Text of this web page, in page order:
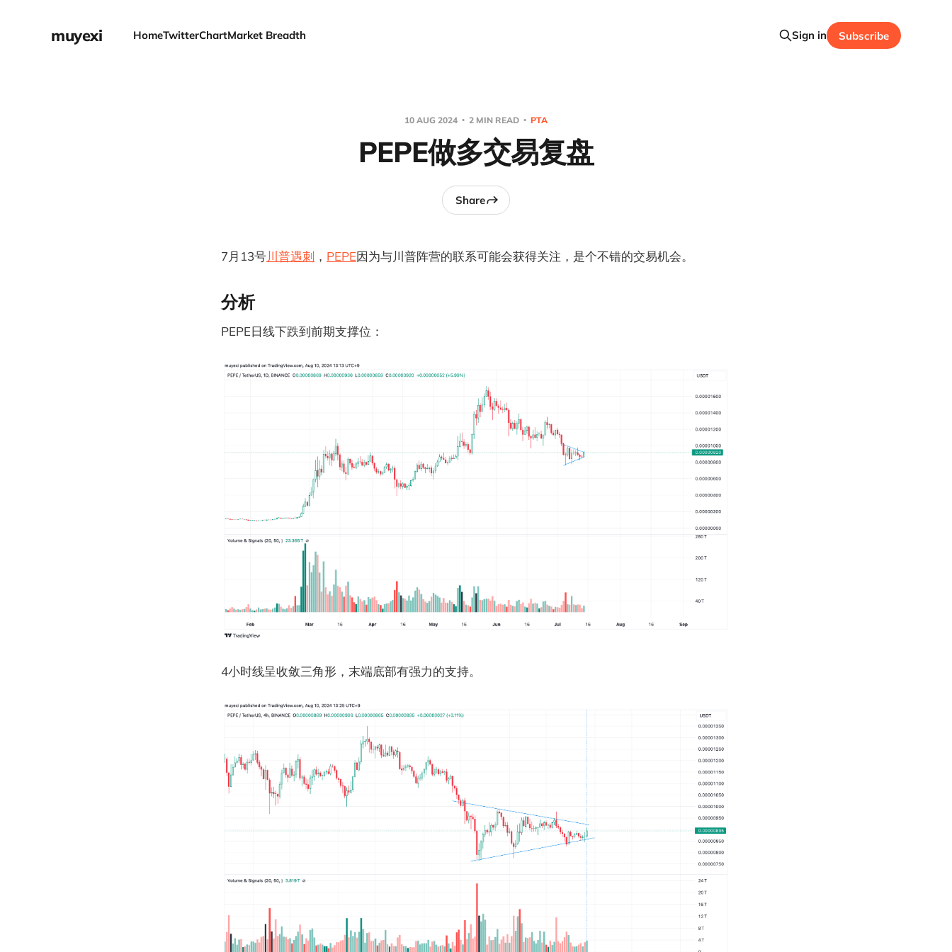
muyexi HomeTwitterChartMarket Breadth Sign in Subscribe
10 AUG 2024 2 MIN READ PTA
PEPE做多交易复盘
Share
7月13号川普遇刺 ， PEPE因为与川普阵营的联系可能会获得关注，是个不错的交易机会。
分析
PEPE日线下跌到前期支撑位：
4小时线呈收敛三角形，末端底部有强力的支持。